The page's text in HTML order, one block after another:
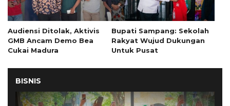
Audiensi Ditolak, Aktivis
GMB Ancam Demo Bea
Cukai Madura
Bupati Sampang: Sekolah
Rakyat Wujud Dukungan
Untuk Pusat
BISNIS